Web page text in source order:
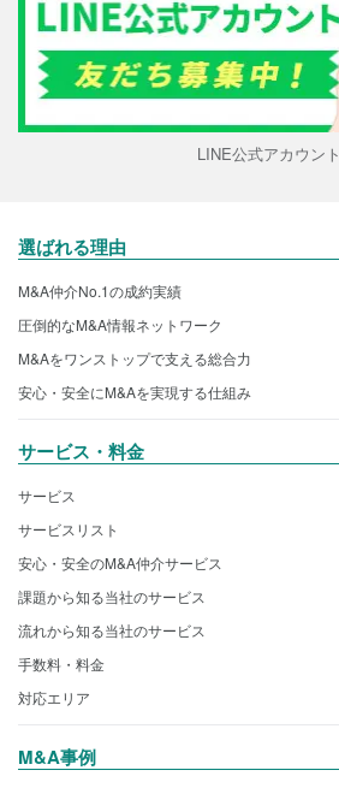
LINE公式アカウント
選ばれる理由
M&A仲介No.1の成約実績
圧倒的なM&A情報ネットワーク
M&Aをワンストップで支える総合力
安心・安全にM&Aを実現する仕組み
サービス・料金
サービス
サービスリスト
安心・安全のM&A仲介サービス
課題から知る当社のサービス
流れから知る当社のサービス
手数料・料金
対応エリア
M&A事例